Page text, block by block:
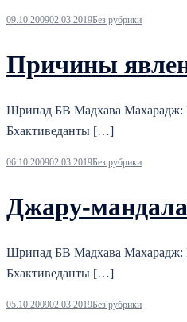
09.10.200902.03.2019Без рубрики
Причины
Шрипад БВ Мадхава Махарадж:
Бхактиведанты […]
06.10.200902.03.2019Без рубрики
Джару-мандала
Шрипад БВ Мадхава Махарадж:
Бхактиведанты […]
05.10.200902.03.2019Без рубрики